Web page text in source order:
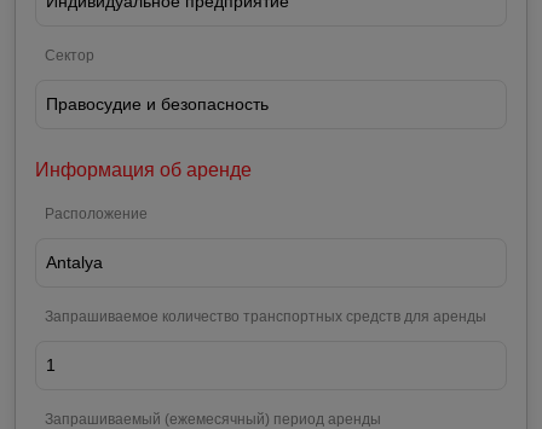
Сектор
Информация об аренде
Расположение
Запрашиваемое количество транспортных средств для аренды
Запрашиваемый (ежемесячный) период аренды